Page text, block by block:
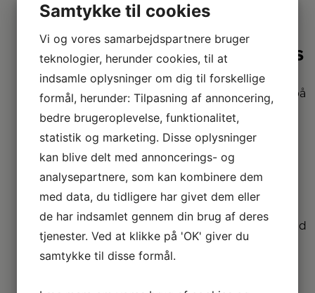
2+2 års
garanti
Vi har udvidet garanti på
udvalgte produkter
– så du er sikret i 4 år.
Stort
sortiment
Vi har et af Danmarks
største sortimenter med
alle de kendte
varemærker.
Samtykke til cookies
Vi og vores samarbejdspartnere bruger
teknologier, herunder cookies, til at
indsamle oplysninger om dig til forskellige
formål, herunder: Tilpasning af annoncering,
bedre brugeroplevelse, funktionalitet,
statistik og marketing. Disse oplysninger
kan blive delt med annoncerings- og
analysepartnere, som kan kombinere dem
med data, du tidligere har givet dem eller
de har indsamlet gennem din brug af deres
tjenester. Ved at klikke på 'OK' giver du
samtykke til disse formål.